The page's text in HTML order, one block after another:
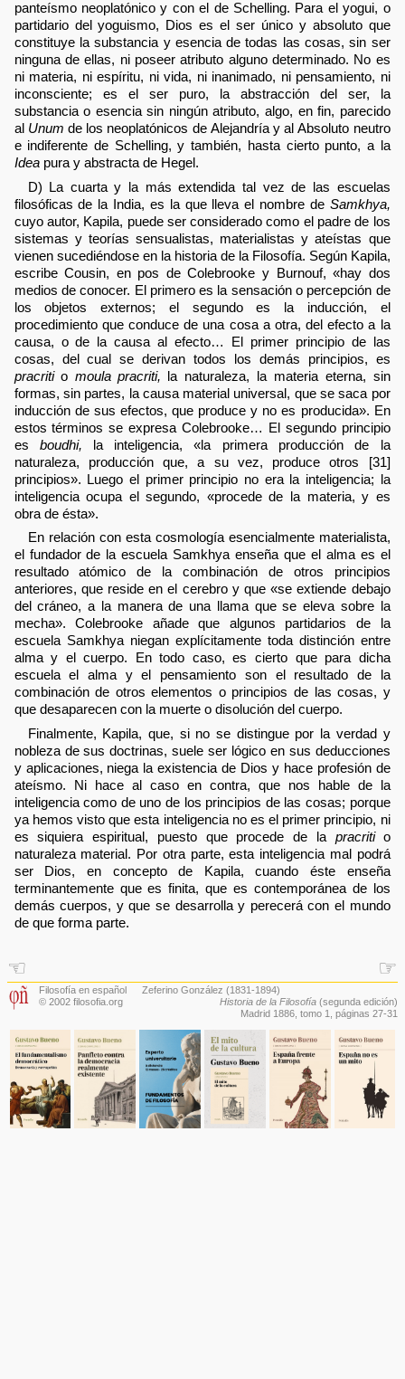
panteísmo neoplatónico y con el de Schelling. Para el yogui, o
partidario del yoguismo, Dios es el ser único y absoluto que
constituye la substancia y esencia de todas las cosas, sin ser
ninguna de ellas, ni poseer atributo alguno determinado. No es
ni materia, ni espíritu, ni vida, ni inanimado, ni pensamiento, ni
inconsciente; es el ser puro, la abstracción del ser, la
substancia o esencia sin ningún atributo, algo, en fin, parecido
al Unum de los neoplatónicos de Alejandría y al Absoluto neutro
e indiferente de Schelling, y también, hasta cierto punto, a la
Ideapura y abstracta de Hegel.
D) La cuarta y la más extendida tal vez de las escuelas
filosóficas de la India, es la que lleva el nombre de Samkhya,
cuyo autor, Kapila, puede ser considerado como el padre de los
sistemas y teorías sensualistas, materialistas y ateístas que
vienen sucediéndose en la historia de la Filosofía. Según Kapila,
escribe Cousin, en pos de Colebrooke y Burnouf, «hay dos
medios de conocer. El primero es la sensación o percepción de
los objetos externos; el segundo es la inducción, el
procedimiento que conduce de una cosa a otra, del efecto a la
causa, o de la causa al efecto… El primer principio de las
cosas, del cual se derivan todos los demás principios, es
pracritio moula pracriti, la naturaleza, la materia eterna, sin
formas, sin partes, la causa material universal, que se saca por
inducción de sus efectos, que produce y no es producida». En
estos términos se expresa Colebrooke… El segundo principio
es boudhi, la inteligencia, «la primera producción de la
naturaleza, producción que, a su vez, produce otros [31]
principios». Luego el primer principio no era la inteligencia; la
inteligencia ocupa el segundo, «procede de la materia, y es
obra de ésta».
En relación con esta cosmología esencialmente materialista,
el fundador de la escuela Samkhya enseña que el alma es el
resultado atómico de la combinación de otros principios
anteriores, que reside en el cerebro y que «se extiende debajo
del cráneo, a la manera de una llama que se eleva sobre la
mecha». Colebrooke añade que algunos partidarios de la
escuela Samkhya niegan explícitamente toda distinción entre
alma y el cuerpo. En todo caso, es cierto que para dicha
escuela el alma y el pensamiento son el resultado de la
combinación de otros elementos o principios de las cosas, y
que desaparecen con la muerte o disolución del cuerpo.
Finalmente, Kapila, que, si no se distingue por la verdad y
nobleza de sus doctrinas, suele ser lógico en sus deducciones
y aplicaciones, niega la existencia de Dios y hace profesión de
ateísmo. Ni hace al caso en contra, que nos hable de la
inteligencia como de uno de los principios de las cosas; porque
ya hemos visto que esta inteligencia no es el primer principio, ni
es siquiera espiritual, puesto que procede de la pracritio
naturaleza material. Por otra parte, esta inteligencia mal podrá
ser Dios, en concepto de Kapila, cuando éste enseña
terminantemente que es finita, que es contemporánea de los
demás cuerpos, y que se desarrolla y perecerá con el mundo
de que forma parte.
☜ ☞
Filosofía en español
© 2002 filosofia.org
Zeferino González (1831-1894)
Historia de la Filosofía(segunda edición)
Madrid 1886, tomo 1 , páginas 27-31